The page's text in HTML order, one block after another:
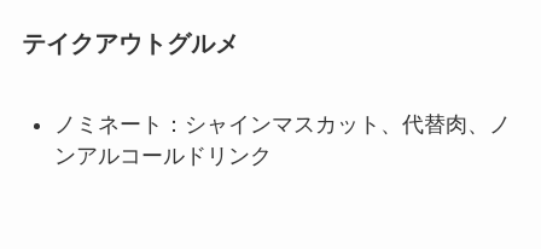
テイクアウトグルメ
ノミネート：シャインマスカット、代替肉、ノ
ンアルコールドリンク